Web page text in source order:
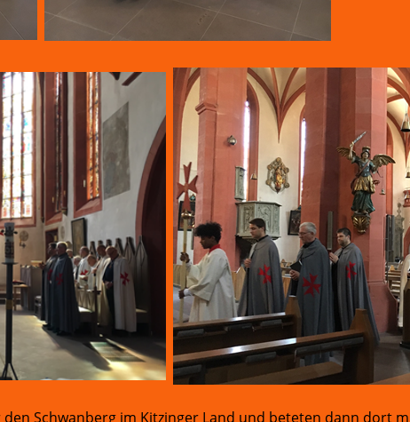
Schwanberg im Kitzinger Land und beteten dann dort